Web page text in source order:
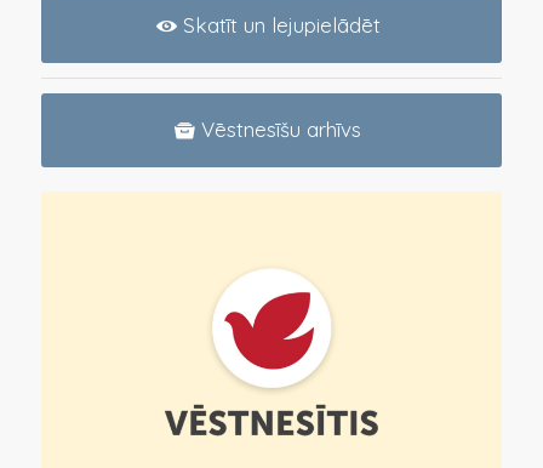
Skatīt un lejupielādēt
Vēstnesīšu arhīvs